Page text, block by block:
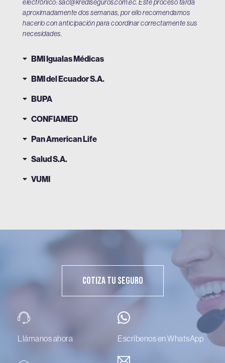
electrónico:sac@krediseguros.com.ec. Este proceso tarda
aproximadamente dos semanas, por ello recomendamos
hacerlo con anticipación para coordinar correctamente sus
necesidades.
BMI Igualas Médicas
BMI del Ecuador S.A.
BUPA
CONFIAMED
Pan American Life
Salud S.A.
VUMI
Cotiza Tu Seguro
Llámanos ahora Escríbenos en WhatsApp